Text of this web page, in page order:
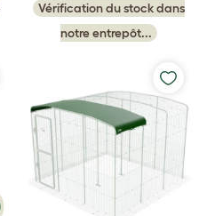
Vérification du stock dans
notre entrepôt...